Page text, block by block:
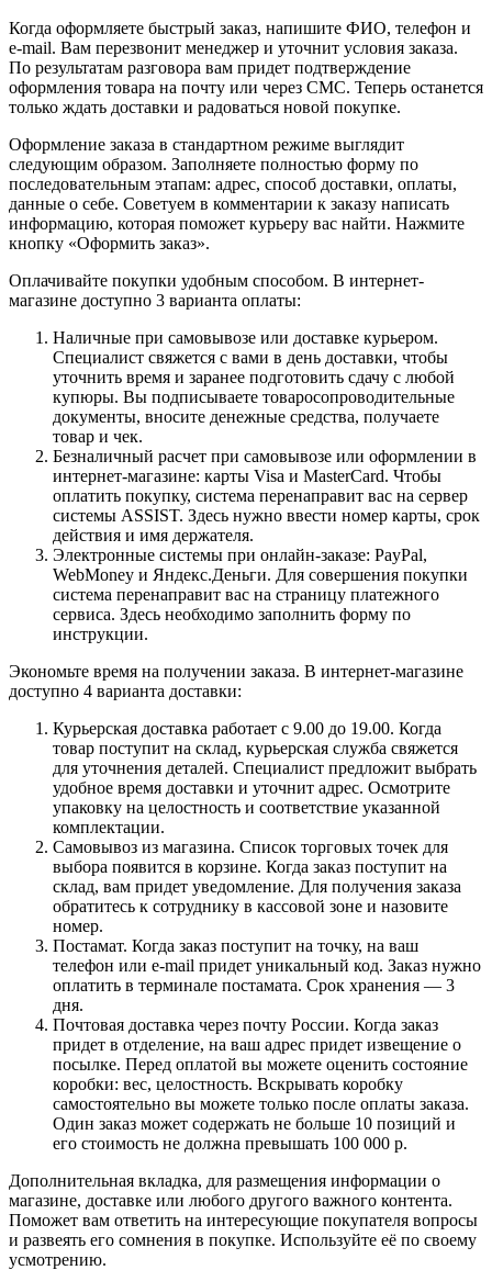
Когда оформляете быстрый заказ, напишите ФИО, телефон и
e-mail. Вам перезвонит менеджер и уточнит условия заказа.
По результатам разговора вам придет подтверждение
оформления товара на почту или через СМС. Теперь останется
только ждать доставки и радоваться новой покупке.
Оформление заказа в стандартном режиме выглядит
следующим образом. Заполняете полностью форму по
последовательным этапам: адрес, способ доставки, оплаты,
данные о себе. Советуем в комментарии к заказу написать
информацию, которая поможет курьеру вас найти. Нажмите
кнопку «Оформить заказ».
Оплачивайте покупки удобным способом. В интернет-
магазине доступно 3 варианта оплаты:
Наличные при самовывозе или доставке курьером.
Специалист свяжется с вами в день доставки, чтобы
уточнить время и заранее подготовить сдачу с любой
купюры. Вы подписываете товаросопроводительные
документы, вносите денежные средства, получаете
товар и чек.
Безналичный расчет при самовывозе или оформлении в
интернет-магазине: карты Visa и MasterCard. Чтобы
оплатить покупку, система перенаправит вас на сервер
системы ASSIST. Здесь нужно ввести номер карты, срок
действия и имя держателя.
Электронные системы при онлайн-заказе: PayPal,
WebMoney и Яндекс.Деньги. Для совершения покупки
система перенаправит вас на страницу платежного
сервиса. Здесь необходимо заполнить форму по
инструкции.
Экономьте время на получении заказа. В интернет-магазине
доступно 4 варианта доставки:
Курьерская доставка работает с 9.00 до 19.00. Когда
товар поступит на склад, курьерская служба свяжется
для уточнения деталей. Специалист предложит выбрать
удобное время доставки и уточнит адрес. Осмотрите
упаковку на целостность и соответствие указанной
комплектации.
Самовывоз из магазина. Список торговых точек для
выбора появится в корзине. Когда заказ поступит на
склад, вам придет уведомление. Для получения заказа
обратитесь к сотруднику в кассовой зоне и назовите
номер.
Постамат. Когда заказ поступит на точку, на ваш
телефон или e-mail придет уникальный код. Заказ нужно
оплатить в терминале постамата. Срок хранения — 3
дня.
Почтовая доставка через почту России. Когда заказ
придет в отделение, на ваш адрес придет извещение о
посылке. Перед оплатой вы можете оценить состояние
коробки: вес, целостность. Вскрывать коробку
самостоятельно вы можете только после оплаты заказа.
Один заказ может содержать не больше 10 позиций и
его стоимость не должна превышать 100 000 р.
Дополнительная вкладка, для размещения информации о
магазине, доставке или любого другого важного контента.
Поможет вам ответить на интересующие покупателя вопросы
и развеять его сомнения в покупке. Используйте её по своему
усмотрению.